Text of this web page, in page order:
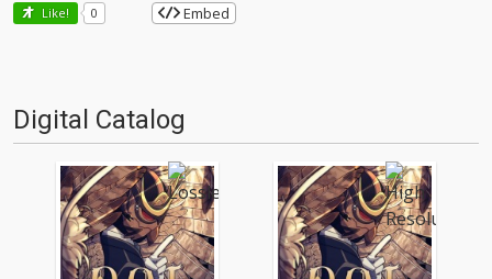
Like! 0 Embed
Digital Catalog